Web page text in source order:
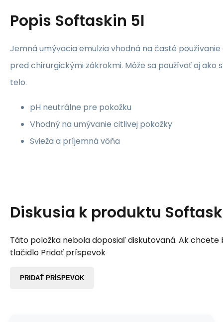
Popis Softaskin 5l
Jemná umývacia emulzia vhodná na časté
pred chirurgickými zákrokmi. Môže sa používať aj ako
telo.
pH neutrálne pre pokožku
Vhodný na umývanie citlivej pokožky
Svieža a príjemná vôňa
Diskusia k produktu
Táto položka nebola doposiaľ diskutovaná. Ak chcete
tlačidlo Pridať príspevok
PRIDAŤ PRÍSPEVOK